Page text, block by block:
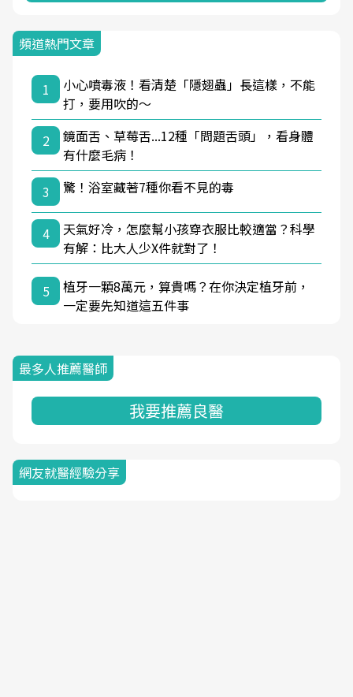
頻道熱門文章
1
小心噴毒液！看清楚「隱翅蟲」長這樣，不能
打，要用吹的～
2
鏡面舌、草莓舌...12種「問題舌頭」，看身體
有什麼毛病！
3
驚！浴室藏著7種你看不見的毒
4
天氣好冷，怎麼幫小孩穿衣服比較適當？科學
有解：比大人少X件就對了！
5
植牙一顆8萬元，算貴嗎？在你決定植牙前，
一定要先知道這五件事
最多人推薦醫師
我要推薦良醫
網友就醫經驗分享